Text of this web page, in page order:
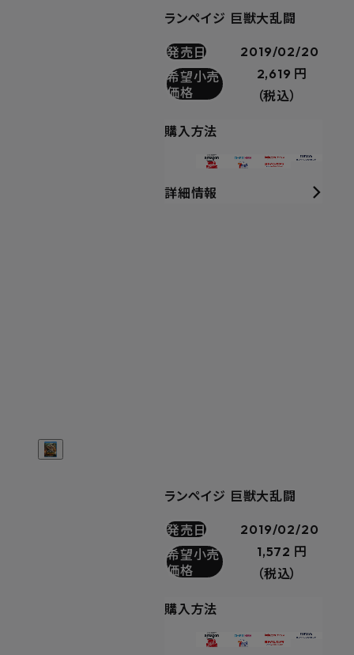
ランペイジ 巨獣大乱闘
発売日
2019/02/20
希望小売
価格
2,619 円
（税込）
購入方法
詳細情報
ランペイジ 巨獣大乱闘
発売日
2019/02/20
希望小売
価格
1,572 円
（税込）
購入方法